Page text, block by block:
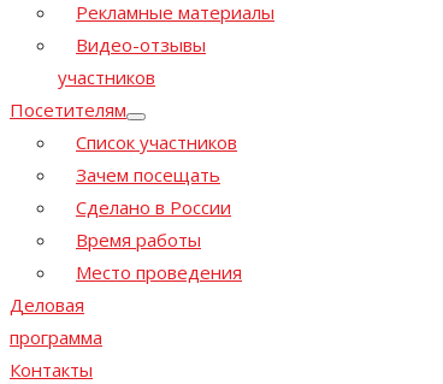
Рекламные материалы
Видео-отзывы
участников
Посетителям
Список участников
Зачем посещать
Сделано в России
Время работы
Место проведения
Деловая
программа
Контакты